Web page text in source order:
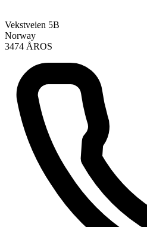
Vekstveien 5B
Norway
3474 ÅROS